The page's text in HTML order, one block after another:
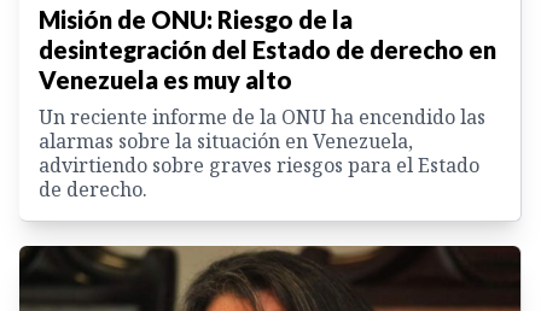
Misión de ONU: Riesgo de la
desintegración del Estado de derecho en
Venezuela es muy alto
Un reciente informe de la ONU ha encendido las
alarmas sobre la situación en Venezuela,
advirtiendo sobre graves riesgos para el Estado
de derecho.